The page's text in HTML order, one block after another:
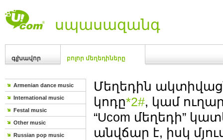
սպասազանգ
գլխավոր բոլոր մեղեդիները
Armenian dance music
International music
Festal music
Other music
Russian pop music
Մեղեդին
կոդը*2#, կամ
“Ucom մեղեդի”
անվճար է, իսկ